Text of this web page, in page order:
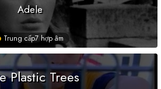
Adele
Trung cấp7 hợp âm
Plastic Trees